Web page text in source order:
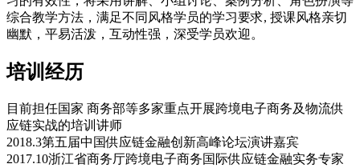
综合教学方法，满足不同风格学员的学习要求, 授课风格亲切
幽默，平易活泼，互动性强，深受学员欢迎。
培训经历
目前担任国家 商务部等多家重点开展跨境电子商务及物流供
应链实战的培训讲师
2018.3第五届中国供应链金融创新高峰论坛演讲嘉宾
2017.10浙江省商务厅跨境电子商务国际供应链金融实务专家